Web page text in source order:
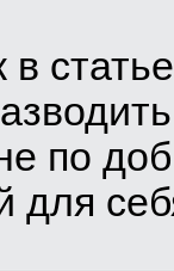
в
по
для